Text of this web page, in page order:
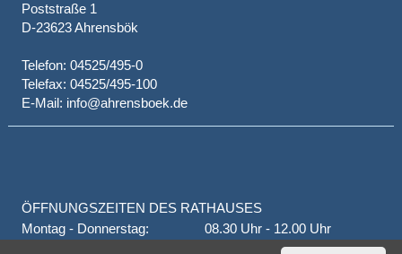
Poststraße 1
D-23623 Ahrensbök
Telefon: 04525/495-0
Telefax: 04525/495-100
E-Mail: info@ahrensboek.de
ÖFFNUNGSZEITEN DES RATHAUSES
Montag - Donnerstag:
08.30 Uhr - 12.00 Uhr
14.00 Uhr - 18.00 Uhr